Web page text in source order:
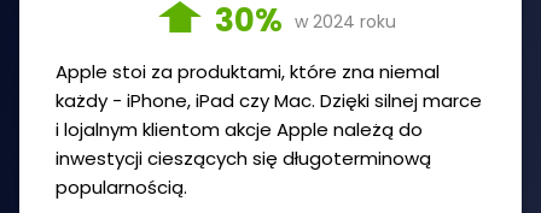
Apple stoi za produktami, które zna niemal
każdy - iPhone, iPad czy Mac. Dzięki silnej marce
i lojalnym klientom akcje Apple należą do
inwestycji cieszących się długoterminową
popularnością.
30% w 2024 roku